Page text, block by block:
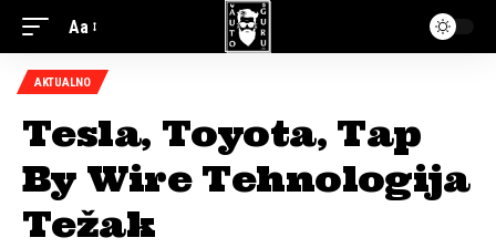
Aa
AKTUALNO
Tesla, Toyota, Tap
By Wire Tehnologija
Težak